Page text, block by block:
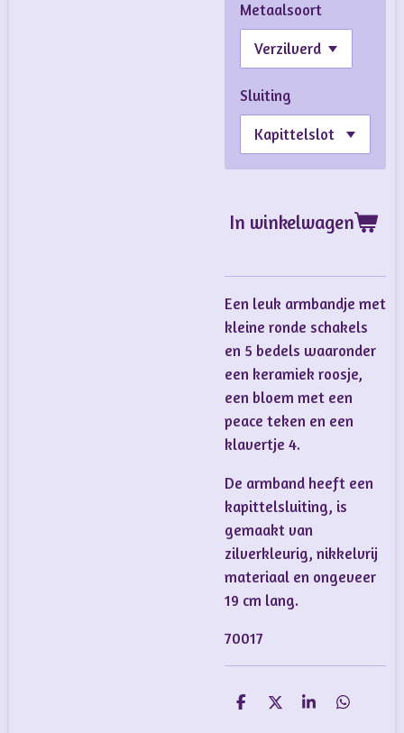
Metaalsoort
Sluiting
In winkelwagen
Een leuk armbandje met
kleine ronde schakels
en 5 bedels waaronder
een keramiek roosje,
een bloem met een
peace teken en een
klavertje 4.
De armband heeft een
kapittelsluiting, is
gemaakt van
zilverkleurig, nikkelvrij
materiaal en ongeveer
19 cm lang.
70017
D
D
S
D